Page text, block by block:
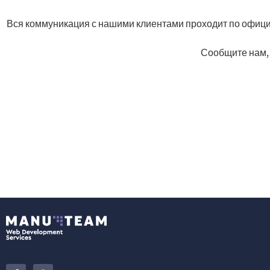
Вся коммуникация с нашими клиентами проходит по
Сообщите нам,